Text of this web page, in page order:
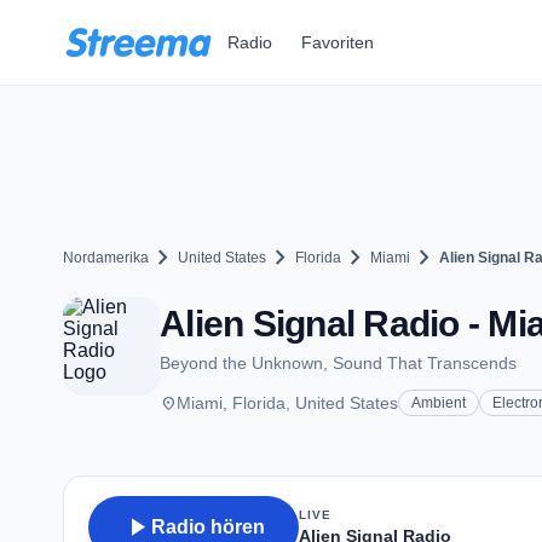
Radio Favoriten
Nordamerika chevron_right United States chevron_right Florida chevron_right Miami chevron_right Alien Signal
Alien Signal Radio -
Beyond the Unknown, Sound That Transcends
placeMiami, Florida, United States Ambient
play_arrow Radio hören
LIVE
Alien Signal Radio